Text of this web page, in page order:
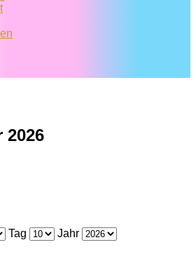
2026
Tag Jahr